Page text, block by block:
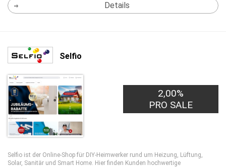
Details
Selfio
2,00%
PRO SALE
Selfio ist der Online-Shop für DIY-Heimwerker rund um Heizung, Lüftung,
Solar, Sanitär und Smart Home. Hier finden Kunden hochwertige